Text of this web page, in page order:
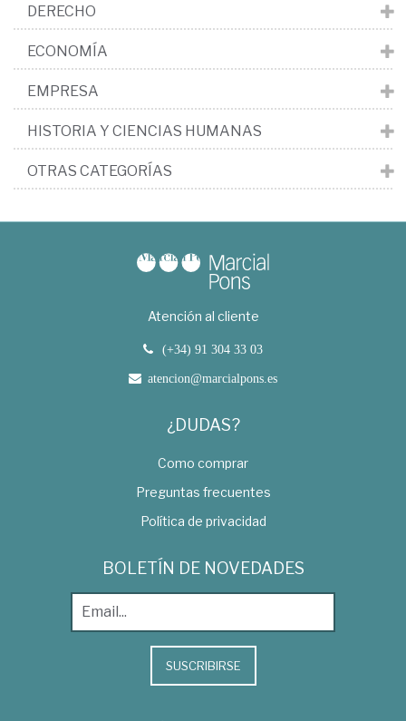
DERECHO
ECONOMÍA
EMPRESA
HISTORIA Y CIENCIAS HUMANAS
OTRAS CATEGORÍAS
Atención al cliente
(+34) 91 304 33 03
atencion@marcialpons.es
¿DUDAS?
Como comprar
Preguntas frecuentes
Política de privacidad
BOLETÍN DE NOVEDADES
SUSCRIBIRSE